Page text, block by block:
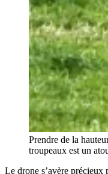
Prendre de la
troupeaux est un
Le drone s’avère